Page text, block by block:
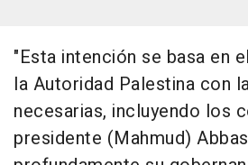
"Esta intención se basa en
la Autoridad Palestina con
necesarias, incluyendo los
presidente (Mahmud)